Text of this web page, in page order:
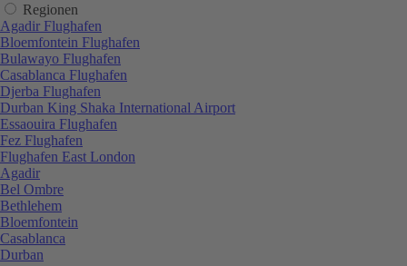
Regionen
Agadir Flughafen
Bloemfontein Flughafen
Bulawayo Flughafen
Casablanca Flughafen
Djerba Flughafen
Durban King Shaka International Airport
Essaouira Flughafen
Fez Flughafen
Flughafen East London
Agadir
Bel Ombre
Bethlehem
Bloemfontein
Casablanca
Durban